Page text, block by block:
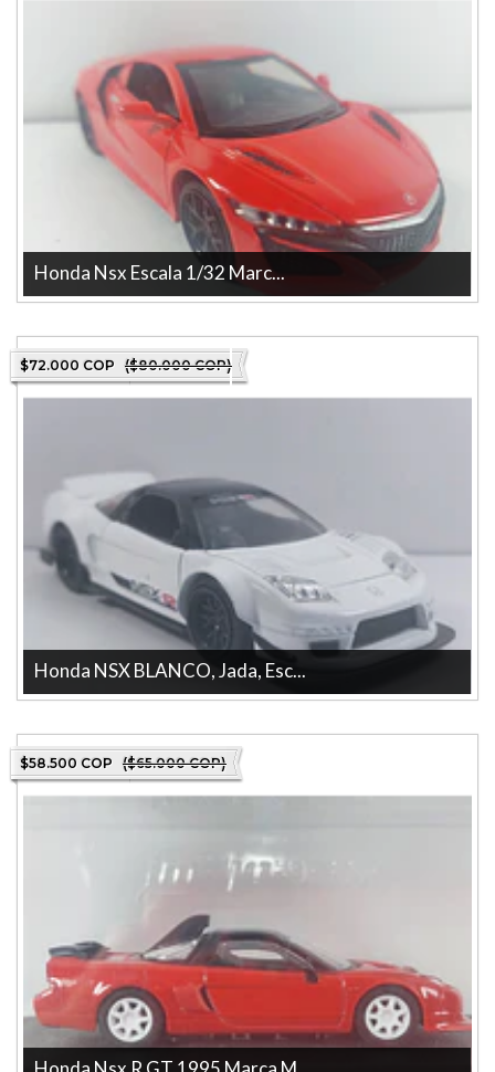
Honda Nsx Escala 1/32 Marc...
Honda Nsx Escala 1/32 Marca MINIAUTO • Recomendado para
$72.000 COP ($80.000 COP)
Honda NSX BLANCO, Jada, Esc...
Honda NSX BLANCO, Jada, Escala 1-32 La tienda más grande en
$58.500 COP ($65.000 COP)